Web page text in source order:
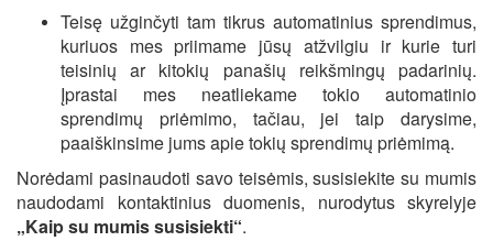
Teisę užginčyti tam tikrus automatinius sprendimus,
kuriuos mes priimame jūsų atžvilgiu ir kurie turi
teisinių ar kitokių panašių reikšmingų padarinių.
Įprastai mes neatliekame tokio automatinio
sprendimų priėmimo, tačiau, jei taip darysime,
paaiškinsime jums apie tokių sprendimų priėmimą.
Norėdami pasinaudoti savo teisėmis, susisiekite su mumis
naudodami kontaktinius duomenis, nurodytus skyrelyje
„Kaip su mumis susisiekti“.